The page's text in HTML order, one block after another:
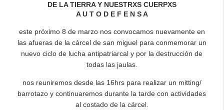
DE LA TIERRA Y NUESTRXS CUERPXS
A U T O D E F E N S A
este próximo 8 de marzo nos convocamos nuevamente en
las afueras de la cárcel de san miguel para conmemorar un
nuevo ciclo de lucha antipatriarcal y por la destrucción de
todas las jaulas.
nos reuniremos desde las 16hrs para realizar un mitting/
barrotazo y continuaremos durante la tarde con actividades
al costado de la cárcel.